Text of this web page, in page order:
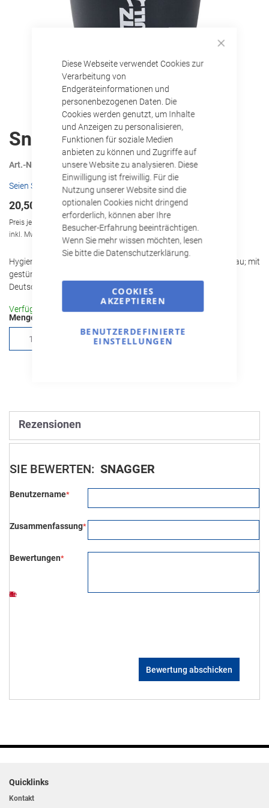
Diese Webseite verwendet Cookies zur
Verarbeitung von
Endgeräteinformationen und
personenbezogenen Daten. Die
Cookies werden genutzt, um Inhalte
und Anzeigen zu personalisieren,
Funktionen für soziale Medien
anbieten zu können und Zugriffe auf
unsere Website zu analysieren. Diese
Einwilligung ist freiwillig. Für die
Nutzung unserer Website sind die
optionalen Cookies nicht dringend
erforderlich, können aber Ihre
Besucher-Erfahrung beeinträchtigen.
Wenn Sie mehr wissen möchten, lesen
Sie bitte die Datenschutzerklärung.
COOKIES
AKZEPTIEREN
BENUTZERDEFINIERTE
EINSTELLUNGEN
Zum
Anfang
Bildgalerie
springen
Snagger
Art.-Nr. 1529561
Seien Sie der Erste, der dieses Produkt bewertet
20,50 €
Preis je Stück
inkl. MwSt., zzgl.
Versandkosten
Hygienischer und stylischer Snackspender; Farbe: schwarz-blau; mit
gestürztem Schmitz Cargobull Logo in silber; hergestellt in
Deutschland.
Menge
In den Warenkorb
Verfügbar
Rezensionen
SIE BEWERTEN: SNAGGER
Benutzername
Zusammenfassung
Bewertungen
Bewertung abschicken
Quicklinks
Kontakt